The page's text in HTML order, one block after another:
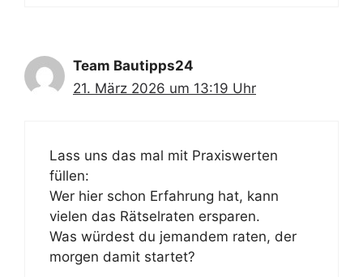
Team Bautipps24
21. März 2026 um 13:19 Uhr
Lass uns das mal mit Praxiswerten
füllen:
Wer hier schon Erfahrung hat, kann
vielen das Rätselraten ersparen.
Was würdest du jemandem raten, der
morgen damit startet?